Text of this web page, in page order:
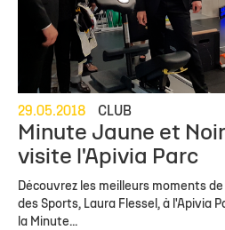
29.05.2018 CLUB
Minute Jaune et
visite l'Apivia Parc
Découvrez les meilleurs moments
des Sports, Laura Flessel, à l'Apivia
la Minute...